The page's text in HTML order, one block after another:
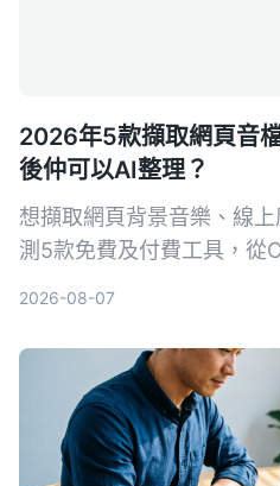
2026年5款擷取網頁音
後仲可以AI整理？
想擷取網頁背景音樂、線
測5款免費及付費工具，從
2026-08-07